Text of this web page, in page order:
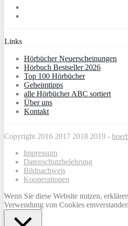
Links
Hörbücher Neuerscheinungen
Hörbuch Bestseller 2026
Top 100 Hörbücher
Geheimtipps
alle Hörbücher ABC sortiert
Über uns
Kontakt
Copyright 2016 2017 2018 2019 -
Impressum
Datenschutzbelehrung
Bildnachweis
Kooperationen
Wenn Sie diese Website nutzen,
Verwendung von Cookies